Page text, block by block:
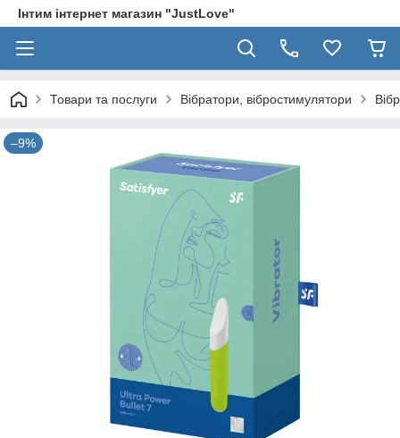
Інтим інтернет магазин "JustLove"
Товари та послуги Вібратори, вібростимулятори
–9%